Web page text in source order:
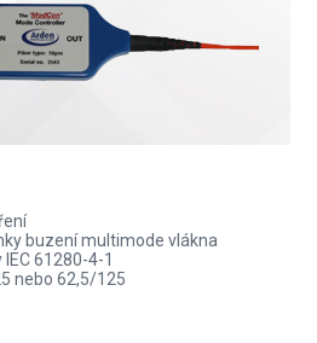
buzení multimode vlákna
61280-4-1
nebo 62,5/125